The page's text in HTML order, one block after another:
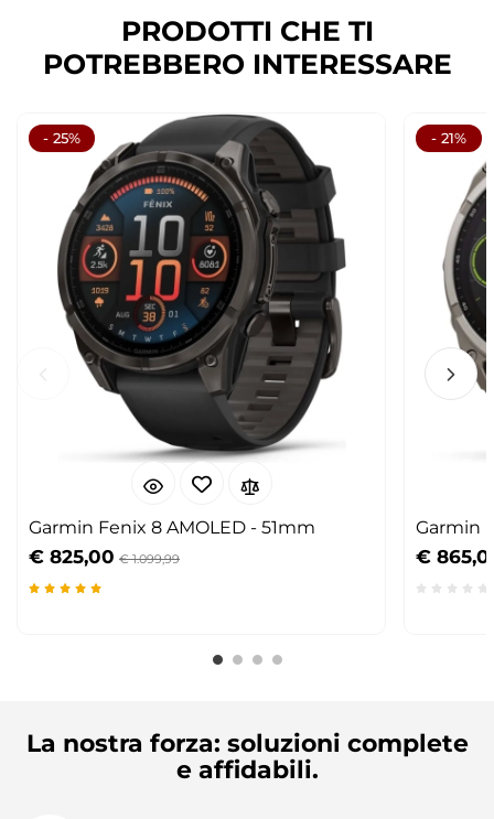
PRODOTTI CHE TI
POTREBBERO INTERESSARE
- 25%
Garmin Fenix 8 AMOLED - 51mm
€ 825,00 € 1.099,99
- 21%
Garmin
€
La nostra forza: soluzioni complete
e affidabili.